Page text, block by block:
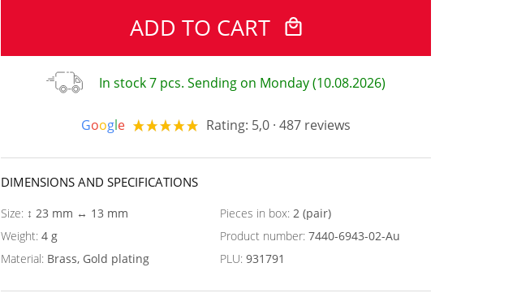
ADD TO CART
In stock 7 pcs. Sending on Monday (10.08.2026)
Google Rating: 5,0 · 487 reviews
DIMENSIONS AND SPECIFICATIONS
Size: ↕ 23 mm ↔ 13 mm
Weight: 4 g
Material: Brass, Gold plating
Pieces in box: 2 (pair)
Product number: 7440-6943-02-Au
PLU: 931791